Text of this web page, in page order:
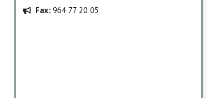
Fax:964 77 20 05